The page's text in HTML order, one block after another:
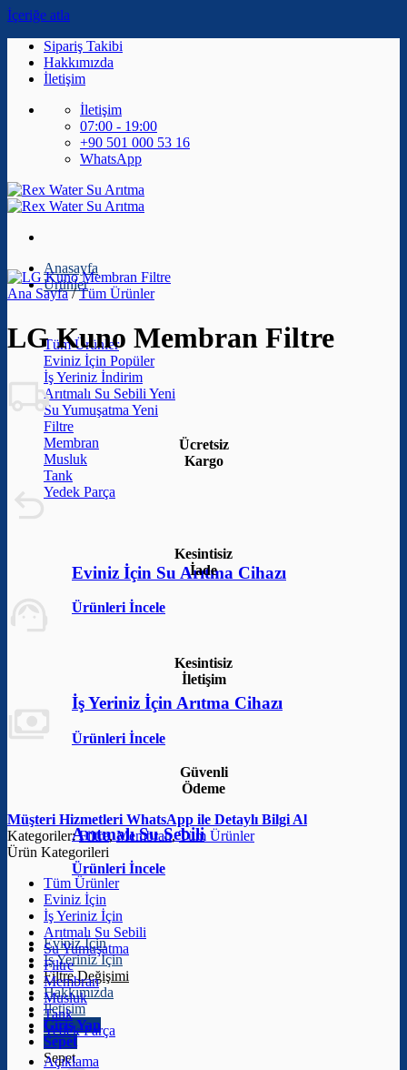
İçeriğe atla
Sipariş Takibi
Hakkımızda
İletişim
İletişim
07:00 - 19:00
+90 501 000 53 16
WhatsApp
Anasayfa
Ürünler
Tüm Ürünler
Eviniz İçin
İş Yeriniz
Arıtmalı Su Sebili
Su Yumuşatma
Filtre
Membran
Musluk
Tank
Yedek Parça
Eviniz İçin Su Arıtma Cihazı
Ürünleri İncele
İş Yeriniz İçin Arıtma Cihazı
Ürünleri İncele
Arıtmalı Su Sebili
Ürünleri İncele
Eviniz İçin
İş Yeriniz İçin
Filtre Değişimi
Hakkımızda
İletişim
Giriş Yap
Sepet
Sepet
Ana Sayfa / Tüm Ürünler
LG Kuno Membran Filtre
Ücretsiz
Kargo
Kesintisiz
İade
Kesintisiz
İletişim
Güvenli
Ödeme
Müşteri Hizmetleri WhatsApp ile Detaylı Bilgi Al
Kategoriler:Filtre,Membran,Tüm Ürünler
Ürün Kategorileri
Tüm Ürünler
Eviniz İçin
İş Yeriniz İçin
Arıtmalı Su Sebili
Su Yumuşatma
Filtre
Membran
Musluk
Tank
Yedek Parça
Açıklama